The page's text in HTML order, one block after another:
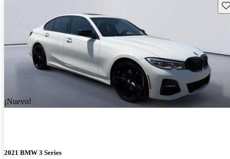
¡Nuevo!
2021 BMW 3 Series